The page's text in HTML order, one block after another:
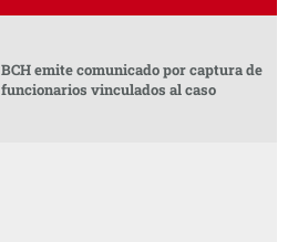
BCH emite comunicado por captura de
funcionarios vinculados al caso